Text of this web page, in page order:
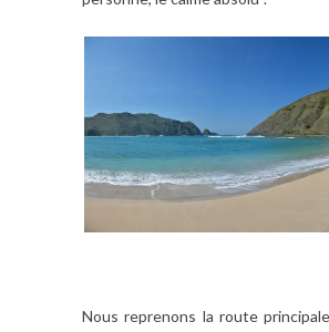
Nous reprenons la route